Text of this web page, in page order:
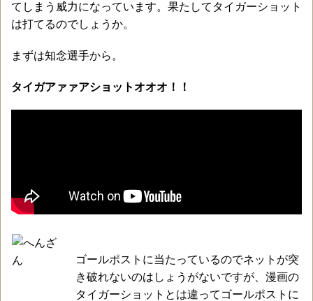
てしまう威力になっています。果たしてタイガーショット
は打てるのでしょうか。
まずは知念選手から。
タイガアァァアショットオオオ！！
ゴールポストに当たっているのでネットが突
き破れないのはしょうがないですが、漫画の
タイガーショットとは違ってゴールポストに